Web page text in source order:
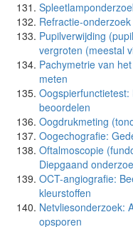
Refractie-
Pupilverwijding
vergroten (meestal
Pachymetrie van
meten
beoordelen
Oogdrukmeting
Oogechografie:
Oftalmoscopie
Diepgaand
OCT-angiografie:
kleurstoffen
Netvliesonderzoek:
opsporen